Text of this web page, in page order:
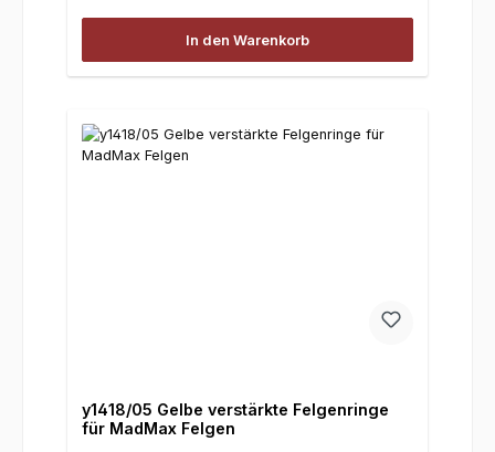
In den Warenkorb
y1418/05 Gelbe verstärkte Felgenringe
für MadMax Felgen